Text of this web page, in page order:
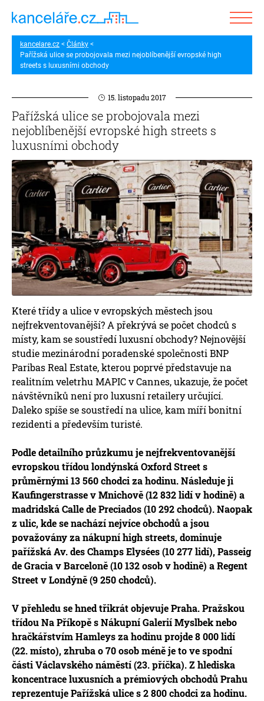
kancelare.cz
Články
Pařížská ulice se probojovala mezi nejoblíbenější evropské high
streets s luxusními obchody
15. listopadu 2017
Pařížská ulice se probojovala mezi
nejoblíbenější evropské high streets s
luxusními obchody
Které třídy a ulice v evropských městech jsou
nejfrekventovanější? A překrývá se počet chodců s
místy, kam se soustředí luxusní obchody? Nejnovější
studie mezinárodní poradenské společnosti BNP
Paribas Real Estate, kterou poprvé představuje na
realitním veletrhu MAPIC v Cannes, ukazuje, že počet
návštěvníků není pro luxusní retailery určující.
Daleko spíše se soustředí na ulice, kam míří bonitní
rezidenti a především turisté.
Podle detailního průzkumu je nejfrekventovanější
evropskou třídou londýnská Oxford Street s
průměrnými 13 560 chodci za hodinu. Následuje ji
Kaufingerstrasse v Mnichově (12 832 lidí v hodině) a
madridská Calle de Preciados (10 292 chodců). Naopak
z ulic, kde se nachází nejvíce obchodů a jsou
považovány za nákupní high streets, dominuje
pařížská Av. des Champs Elysées (10 277 lidí), Passeig
de Gracia v Barceloně (10 132 osob v hodině) a Regent
Street v Londýně (9 250 chodců).
V přehledu se hned třikrát objevuje Praha. Pražskou
třídou Na Příkopě s Nákupní Galerií Myslbek nebo
hračkářstvím Hamleys za hodinu projde 8 000 lidí
(22. místo), zhruba o 70 osob méně je to ve spodní
části Václavského náměstí (23. příčka). Z hlediska
koncentrace luxusních a prémiových obchodů Prahu
reprezentuje Pařížská ulice s 2 800 chodci za hodinu.